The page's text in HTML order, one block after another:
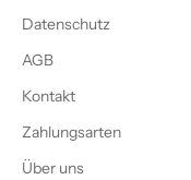
Datenschutz
AGB
Kontakt
Zahlungsarten
Über uns